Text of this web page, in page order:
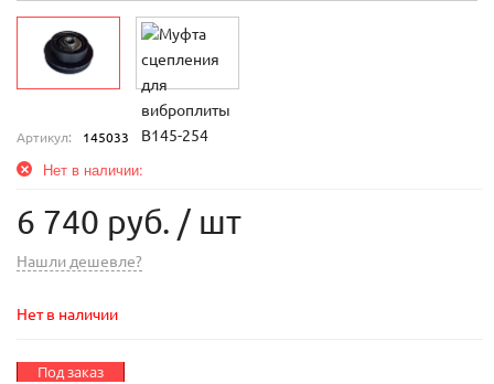
Артикул: 145033
Нет в наличии:
6 740 руб. / шт
Нашли дешевле?
Нет в наличии
Под заказ